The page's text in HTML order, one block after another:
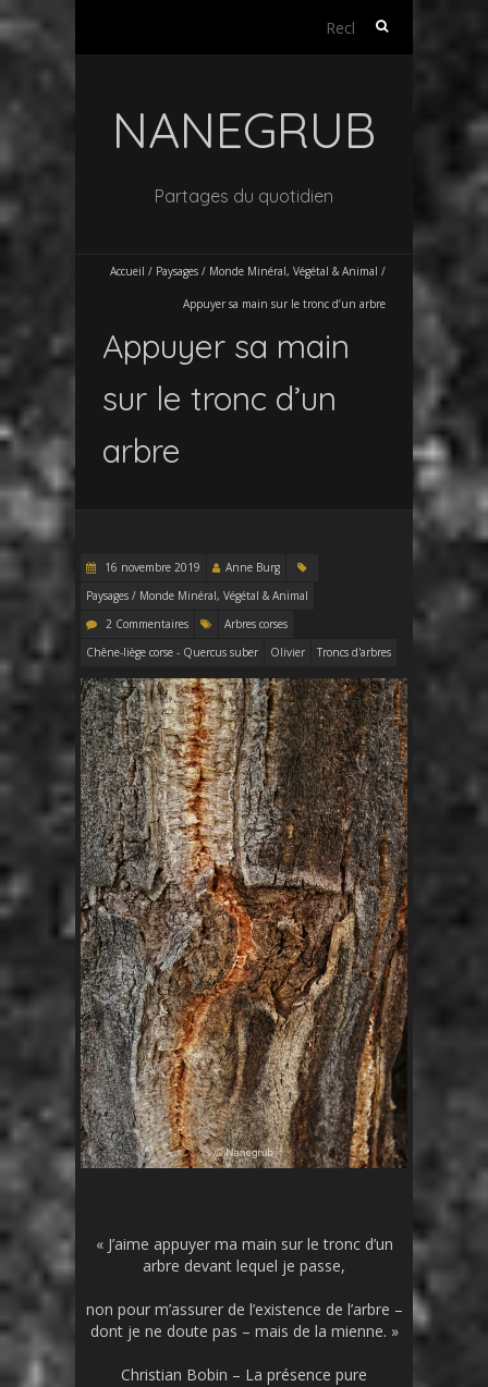
Rechercher :
NANEGRUB
Partages du quotidien
Accueil / Paysages / Monde Minéral, Végétal & Animal /
Appuyer sa main sur le tronc d’un arbre
Appuyer sa main
sur le tronc d’un
arbre
16 novembre 2019
Anne Burg
Paysages / Monde Minéral, Végétal & Animal
2 Commentaires
Arbres corses
Chêne-liège corse - Quercus suber
Olivier Troncs d'arbres
« J’aime appuyer ma main sur le tronc d’un
arbre devant lequel je passe,
non pour m’assurer de l’existence de l’arbre –
dont je ne doute pas – mais de la mienne. »
Christian Bobin – La présence pure